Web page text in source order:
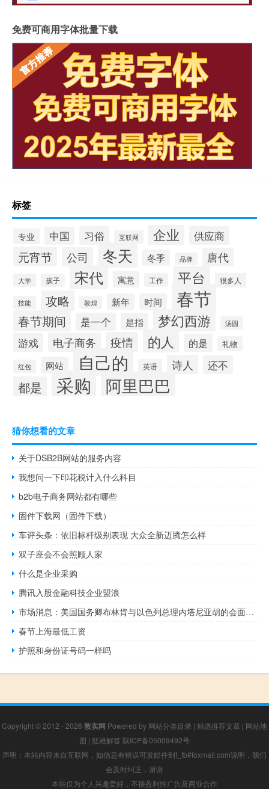
免费可商用字体批量下载
标签
专业 中国 习俗 互联网 企业 供应商
元宵节 公司 冬天 冬季 品牌 唐代
大学 孩子 宋代 寓意 工作 平台 很多人
技能 攻略 敦煌 新年 时间 春节
春节期间 是一个 是指 梦幻西游 汤圆
游戏 电子商务 疫情 的人 的是 礼物
红包 网站 自己的 英语 诗人 还不
都是 采购 阿里巴巴
猜你想看的文章
关于DSB2B网站的服务内容
我想问一下印花税计入什么科目
b2b电子商务网站都有哪些
固件下载网（固件下载）
车评头条：依旧标杆级别表现 大众全新迈腾怎么样
双子座会不会照顾人家
什么是企业采购
腾讯入股金融科技企业盟浪
市场消息：美国国务卿布林肯与以色列总理内塔尼亚胡的会面持续了7.5个小时
春节上海最低工资
护照和身份证号码一样吗
Copyright © 2012 - 2026 敦实网 Powered by 网站分类目录 | 精选推荐文章 | 网站地
图 | 疑难解答 陕ICP备05009492号
声明：本站内容来自互联网，如信息有错误可发邮件到f_fb#foxmail.com说明，我们
会及时纠正，谢谢
本站仅为个人兴趣爱好，不接盈利性广告及商业合作